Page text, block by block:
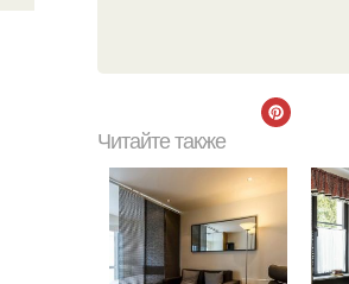
Читайте также